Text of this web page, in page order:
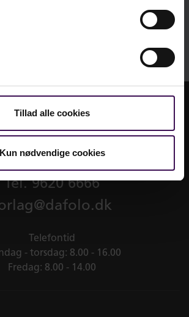
Tillad alle cookies
Kun nødvendige cookies
Tel.9620 6666
Telefontid
- torsdag: 8.00 - 16.00
Fredag: 8.00 - 14.00